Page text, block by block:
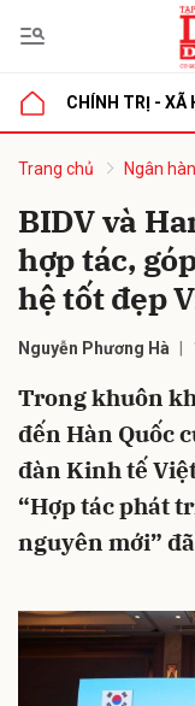
CHÍNH TRỊ - XÃ
Trang chủ Ngân
BIDV và
hợp tác,
hệ tốt đẹp
Nguyễn Phương Hà
Trong khuôn
đến Hàn Quốc
đàn Kinh tế
“Hợp tác phát
nguyên mới”
luận